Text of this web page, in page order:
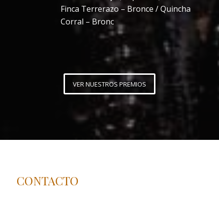
Finca Terrerazo – Bronce / Quincha
Corral – Bronc
VER NUESTROS PREMIOS
CONTACTO